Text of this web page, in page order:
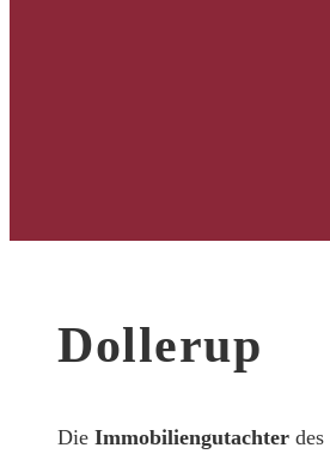
Dollerup
Die Immobiliengutachter des